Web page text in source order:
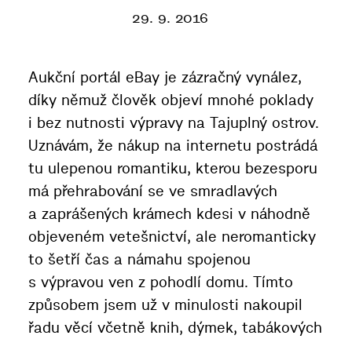
29. 9. 2016
Aukční portál eBay je zázračný vynález,
díky němuž člověk objeví mnohé poklady
i bez nutnosti výpravy na Tajuplný ostrov.
Uznávám, že nákup na internetu postrádá
tu ulepenou romantiku, kterou bezesporu
má přehrabování se ve smradlavých
a zaprášených krámech kdesi v náhodně
objeveném vetešnictví, ale neromanticky
to šetří čas a námahu spojenou
s výpravou ven z pohodlí domu. Tímto
způsobem jsem už v minulosti nakoupil
řadu věcí včetně knih, dýmek, tabákových